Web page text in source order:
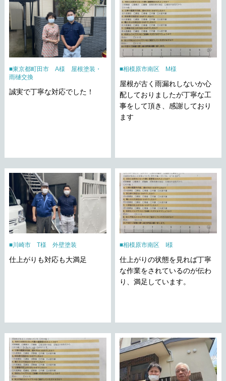
東京都町田市 A様 屋根塗装・
雨樋交換
誠実で丁寧な対応でした！
相模原市南区 M様
屋根が古く雨漏れしないか心
配しておりましたが丁寧な工
事をして頂き、感謝しており
ます
川崎市 T様 外壁塗装
仕上がりも対応も大満足
相模原市南区 I様
仕上がりの状態を見れば丁寧
な作業をされているのが伝わ
り、満足しています。